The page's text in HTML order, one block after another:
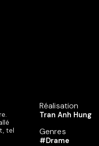
tel
Réalisation
Tran Anh Hung
Genres
#Drame